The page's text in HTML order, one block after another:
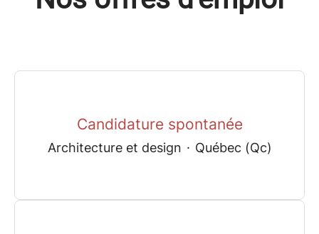
Candidature spontanée
Architecture et design · Québec (Qc)